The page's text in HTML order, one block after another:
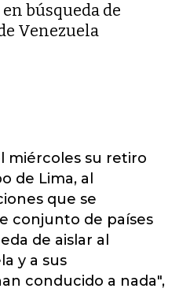
búsqueda de
Venezuela
miércoles su retiro
de Lima, al
que se
conjunto de países
de aislar al
y a sus
conducido a nada",